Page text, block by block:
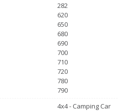
282
620
650
680
690
700
710
720
780
790
4x4 - Camping Car